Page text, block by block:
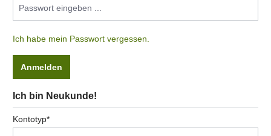
Ich habe mein Passwort vergessen.
Anmelden
Ich bin Neukunde!
Persönliche Informationen
Kontotyp*